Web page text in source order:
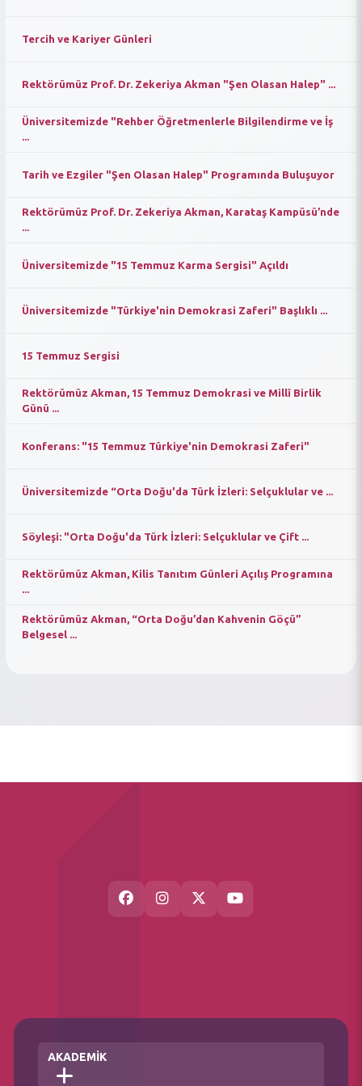
Tercih ve Kariyer Günleri
Rektörümüz Prof. Dr. Zekeriya Akman "Şen Olasan Halep" ...
Üniversitemizde "Rehber Öğretmenlerle Bilgilendirme ve İş
...
Tarih ve Ezgiler "Şen Olasan Halep" Programında Buluşuyor
Rektörümüz Prof. Dr. Zekeriya Akman, Karataş Kampüsü’nde
...
Üniversitemizde "15 Temmuz Karma Sergisi" Açıldı
Üniversitemizde "Türkiye'nin Demokrasi Zaferi" Başlıklı ...
15 Temmuz Sergisi
Rektörümüz Akman, 15 Temmuz Demokrasi ve Millî Birlik
Günü ...
Konferans: "15 Temmuz Türkiye'nin Demokrasi Zaferi"
Üniversitemizde “Orta Doğu'da Türk İzleri: Selçuklular ve ...
Söyleşi: "Orta Doğu'da Türk İzleri: Selçuklular ve Çift ...
Rektörümüz Akman, Kilis Tanıtım Günleri Açılış Programına
...
Rektörümüz Akman, “Orta Doğu’dan Kahvenin Göçü”
Belgesel ...
AKADEMİK